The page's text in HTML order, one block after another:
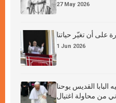
27 May 2026
على أن تغيّر حياتنا
1 Jun 2026
البابا القديس يوحنا
من محاولة اغتيال